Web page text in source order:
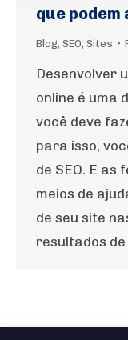
que
Blog, SEO, Sites
Desenvolver
online é uma
você deve
para isso,
de SEO. E as
meios de
de seu site
resultados